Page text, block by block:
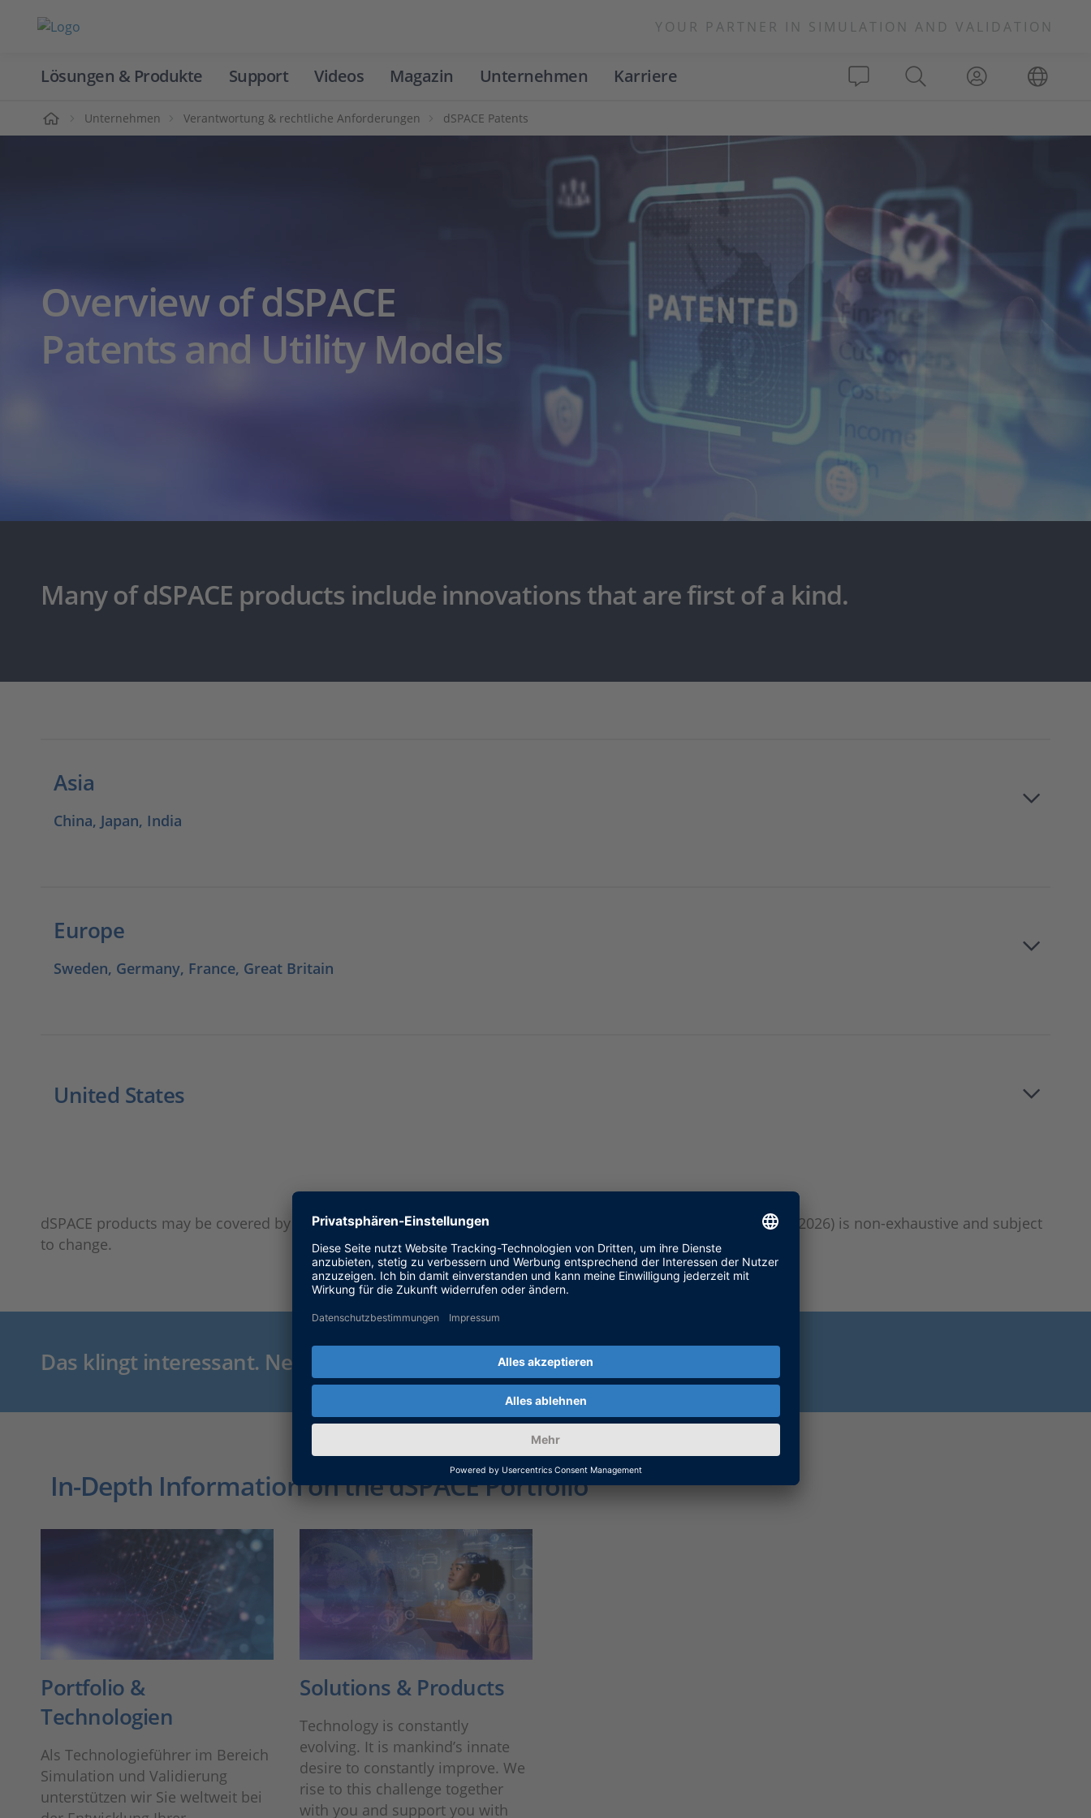
YOUR PARTNER IN SIMULATION AND VALIDATION
Lösungen & Produkte Support Videos Magazin Unternehmen Karriere
Unternehmen Verantwortung & rechtliche Anforderungen dSPACE Patents
Overview of dSPACE
Patents and Utility Models
Many of dSPACE products include innovations that are first of a kind.
Asia
China, Japan, India
Europe
Sweden, Germany, France, Great Britain
United States
dSPACE products may be covered by one or more of the listed patents or utility models. This list (update 31.05.2026) is non-exhaustive and subject
to change.
Das klingt interessant. Nehmen Sie Kontakt auf: KONTAKT
In-Depth Information on the dSPACE Portfolio
Portfolio &
Technologien
Als Technologieführer im Bereich
Simulation und Validierung
unterstützen wir Sie weltweit bei
Solutions & Products
Technology is constantly
evolving. It is mankind’s innate
desire to constantly improve. We
rise to this challenge together
with you and support you with